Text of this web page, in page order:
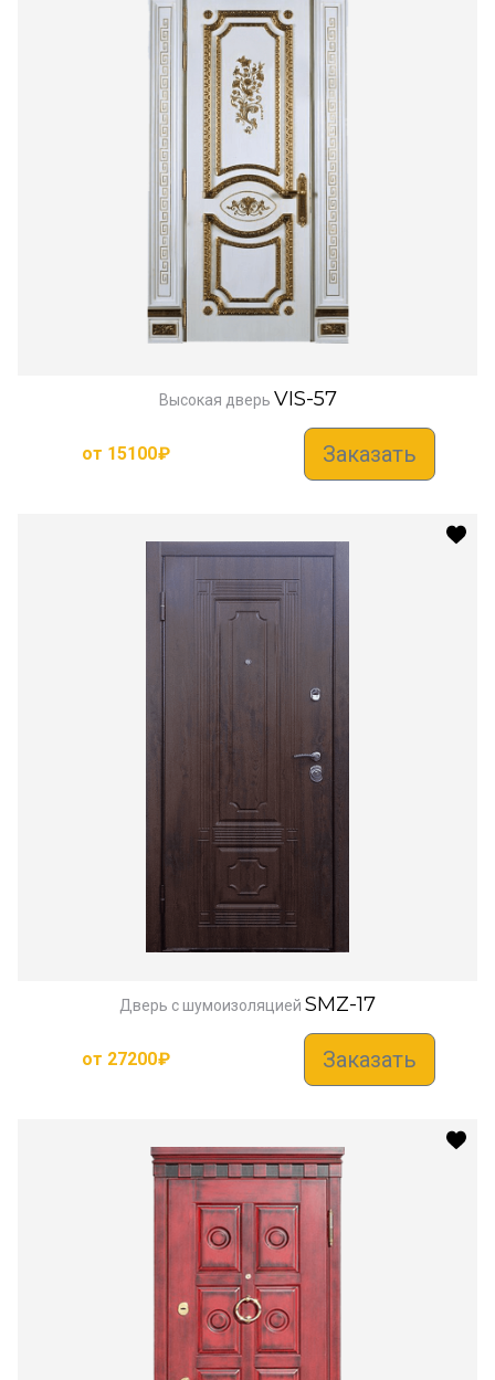
Высокая дверь VIS-57
от 15100₽ Заказать
Дверь с шумоизоляцией SMZ-17
от 27200₽ Заказать